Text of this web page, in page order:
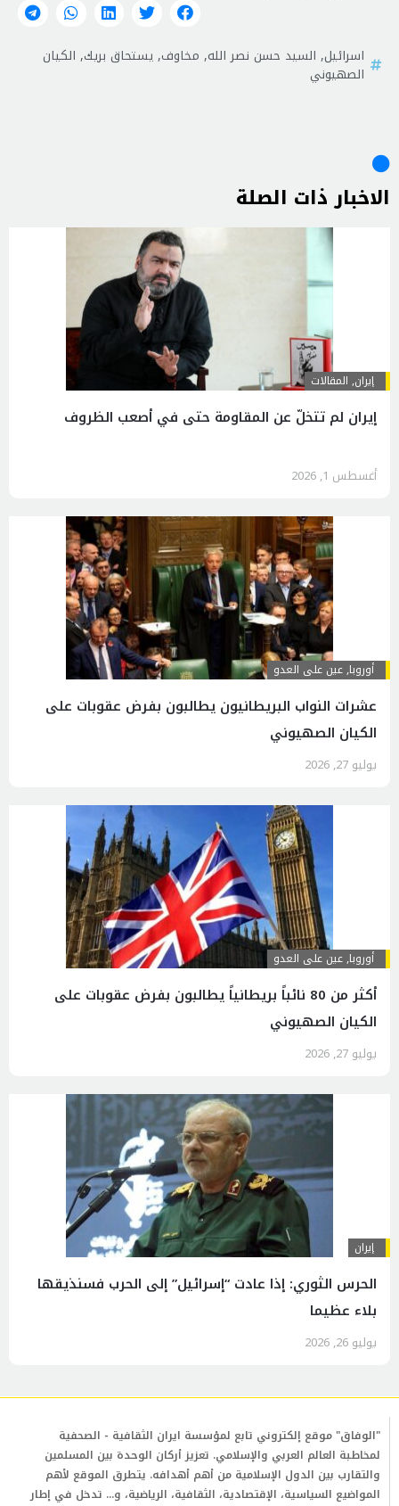
اسرائيل, السيد حسن نصر الله, مخاوف,يستحاق بريك, الكيان
الصهيوني
الاخبار ذات الصلة
إيران, المقالات
إيران لم تتخلّ عن المقاومة حتى في أصعب الظروف
أغسطس 1, 2026
أوروبا,عين على العدو
عشرات النواب البريطانيون يطالبون بفرض عقوبات على
الكيان الصهيوني
يوليو 27, 2026
أوروبا,عين على العدو
أكثر من 80 نائباً بريطانياً يطالبون بفرض عقوبات على
الكيان الصهيوني
يوليو 27, 2026
إيران
الحرس الثوري: إذا عادت “إسرائيل” إلى الحرب فسنذيقها
بلاء عظيما
يوليو 26, 2026
"الوفاق" موقع إلكتروني تابع لمؤسسة ايران الثقافية - الصحفية
لمخاطبة العالم العربي والإسلامي. تعزيز أركان الوحدة بين المسلمين
والتقارب بين الدول الإسلامية من أهم أهدافه. يتطرق الموقع لأهم
المواضيع السياسية، الإقتصادية، الثقافية، الرياضية، و... تدخل في إطار